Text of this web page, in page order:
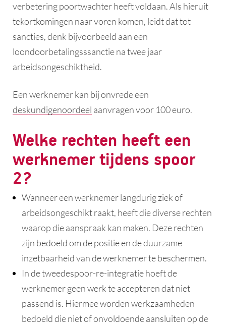
verbetering poortwachter heeft voldaan. Als hieruit
tekortkomingen naar voren komen, leidt dat tot
sancties, denk bijvoorbeeld aan een
loondoorbetalingsssanctie na twee jaar
arbeidsongeschiktheid.
Een werknemer kan bij onvrede een
deskundigenoordeel aanvragen voor 100 euro.
Welke rechten heeft een
werknemer tijdens spoor
2?
Wanneer een werknemer langdurig ziek of
arbeidsongeschikt raakt, heeft die diverse rechten
waarop die aanspraak kan maken. Deze rechten
zijn bedoeld om de positie en de duurzame
inzetbaarheid van de werknemer te beschermen.
In de tweedespoor-re-integratie hoeft de
werknemer geen werk te accepteren dat niet
passend is. Hiermee worden werkzaamheden
bedoeld die niet of onvoldoende aansluiten op de